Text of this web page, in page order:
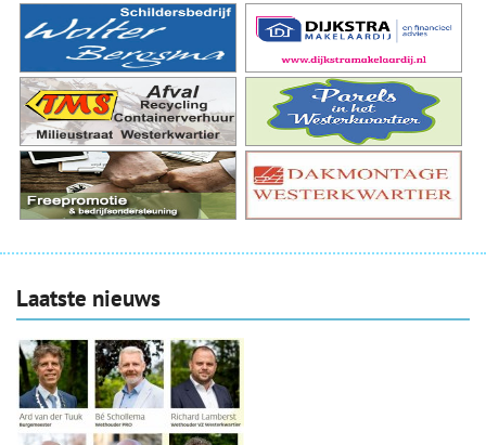
Laatste nieuws